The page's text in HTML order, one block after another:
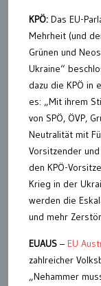
KPÖ: Das EU-
Mehrheit (und
Grünen und
Ukraine“
dazu die KPÖ in
es: „Mit ihrem
von SPÖ, ÖVP,
Neutralität mit
Vorsitzender
den KPÖ-
Krieg in der
werden die
und mehr
EUAUS – EU
zahlreicher
„Nehammer